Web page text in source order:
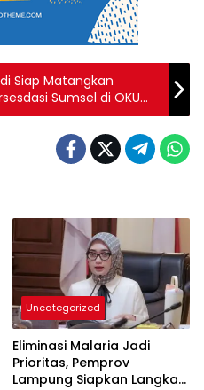
Siap Matangkan
Sumsel di OKU
Uncategorized
Eliminasi Malaria Jadi
Prioritas, Pemprov
Lampung Siapkan Langkah